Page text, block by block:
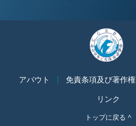
アバウト 免責条項及び著作権
リンク
トップに戻る ^